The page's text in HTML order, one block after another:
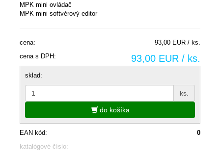
MPK mini ovládač
MPK mini softvérový editor
cena:
93,00 EUR / ks.
cena s DPH:
93,00 EUR / ks.
sklad:
ks.
do košíka
EAN kód:
0
katalógové číslo: